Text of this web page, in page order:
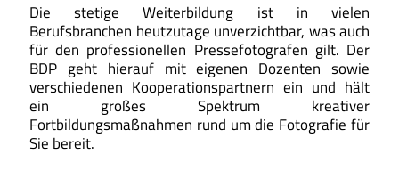
Die stetige Weiterbildung ist in vielen
Berufsbranchen heutzutage unverzichtbar, was auch
für den professionellen Pressefotografen gilt. Der
BDP geht hierauf mit eigenen Dozenten sowie
verschiedenen Kooperationspartnern ein und hält
ein großes Spektrum kreativer
Fortbildungsmaßnahmen rund um die Fotografie für
Sie bereit.